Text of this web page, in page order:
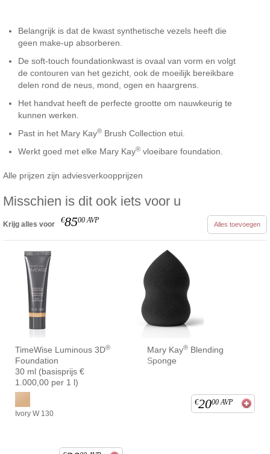
Belangrijk is dat de kwast synthetische vezels heeft die
geen make-up absorberen.
De soft-touch foundationkwast is ovaal van vorm en volgt
de contouren van het gezicht, ook de moeilijk bereikbare
delen rond de neus, mond, ogen en haargrens.
Het handvat heeft de perfecte grootte om nauwkeurig te
kunnen werken.
Past in het Mary Kay® Brush Collection etui.
Werkt goed met elke Mary Kay® vloeibare foundation.
Alle prijzen zijn adviesverkoopprijzen
Misschien is dit ook iets voor u
Krijg alles voor €8500 AVP Alles toevoegen
TimeWise Luminous 3D®
Foundation
30 ml (basisprijs €
1.000,00 per 1 l)
Ivory W 130
Mary Kay® Blending
Sponge
€2000 AVP